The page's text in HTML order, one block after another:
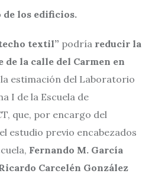
los edificios.
textil” podría reducir la
la calle del Carmen en
estimación del Laboratorio
I de la Escuela de
que, por encargo del
estudio previo encabezados
Fernando M. García
Carcelén González